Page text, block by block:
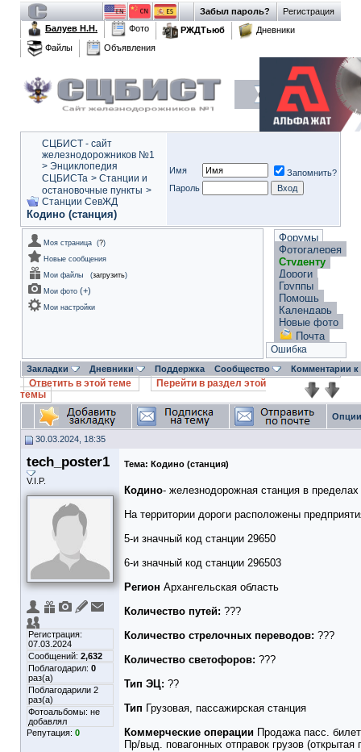
Регистрация
Забыл пароль?
Балуев Н.Н.
Фото РЖДТьюб
Дневники
Файлы
Объявления
СЦБИСТ - сайт
железнодорожников №1
> Энциклопедия
СЦБИСТа > Станции и
остановочные пункты >
Станции СевЖД
Кодино (станция)
Имя
Запомнить?
Пароль
Моя страница (?)
Новые сообщения
Мои файлы
(загрузить)
Мои фото (+)
Мои настройки
Форумы
Фотогалерея
Студенту
Дороги
Группы
Помощь
Календарь
Новые фото
Почта
Ошибка
Закладки Дневники Поддержка Сообщество Комментарии
Ответить в этой теме
Перейти в раздел этой
темы
30.03.2024, 18:35
tech_poster1
V.I.P.
Регистрация:
07.03.2024
Сообщений: 2,632
Поблагодарил: 0
раз(а)
Поблагодарили 2
раз(а)
Фотоальбомы: не
добавлял
Репутация: 0
Тема: Кодино (станция)
Кодино- железнодорожная станция в пределах
На территории дороги расположены
5-и значный код станции 29650
6-и значный код станции 296503
Регион Архангельская область
Количество путей: ???
Количество стрелочных переводов: ???
Количество светофоров: ???
Тип ЭЦ: ??
Тип Грузовая, пассажирская станция
Коммерческие операции Продажа пасс.
Пр/выд. повагонных отправок грузов (открытая